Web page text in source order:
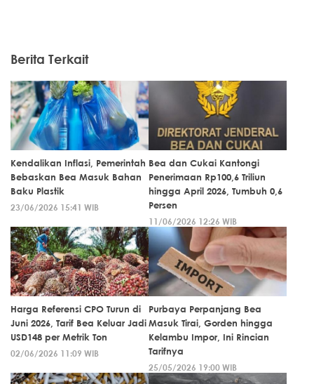
Berita Terkait
Kendalikan Inflasi, Pemerintah
Bebaskan Bea Masuk Bahan
Baku Plastik
23/06/2026 15:41 WIB
Bea dan Cukai Kantongi
Penerimaan Rp100,6 Triliun
hingga April 2026, Tumbuh 0,6
Persen
11/06/2026 12:26 WIB
Harga Referensi CPO Turun di
Juni 2026, Tarif Bea Keluar Jadi
USD148 per Metrik Ton
02/06/2026 11:09 WIB
Purbaya Perpanjang Bea
Masuk Tirai, Gorden hingga
Kelambu Impor, Ini Rincian
Tarifnya
25/05/2026 19:00 WIB